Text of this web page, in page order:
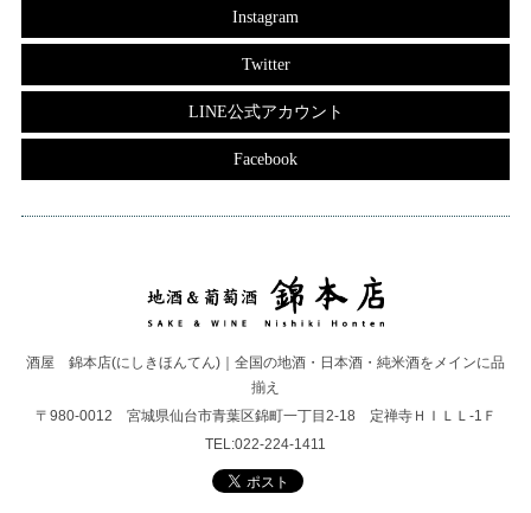
Instagram
Twitter
LINE公式アカウント
Facebook
酒屋 錦本店(にしきほんてん)｜全国の地酒・日本酒・純米酒をメインに品
揃え
〒980-0012 宮城県仙台市青葉区錦町一丁目2-18 定禅寺ＨＩＬＬ-1Ｆ
TEL:022-224-1411